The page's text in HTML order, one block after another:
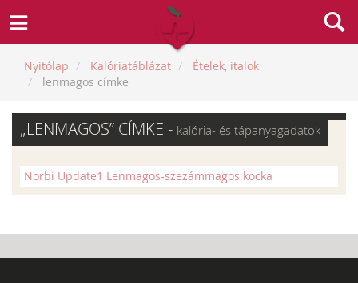
Nyitólap Kalóriatáblázat
Ételek, italok
lenmagos címke
„LENMAGOS” CÍMKE - kalória- és tápanyagadatok
Norbi Update1 Lenmagos-szezámmagos kocka